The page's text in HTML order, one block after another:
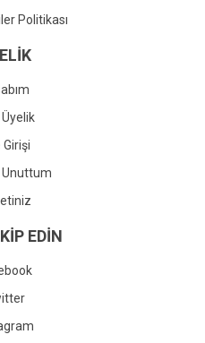
Politikası
Girişi
EDİN